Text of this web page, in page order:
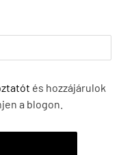
és hozzájárulok
a blogon.